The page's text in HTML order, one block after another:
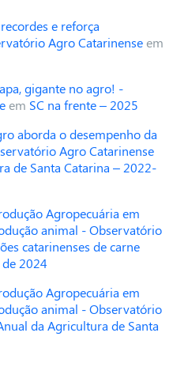
e reforça
Agro Catarinenseem
gigante no agro! -
em SC na frente – 2025
aborda o desempenho da
Agro Catarinense
de Santa Catarina – 2022-
Agropecuária em
animal - Observatório
catarinenses de carne
2024
Agropecuária em
animal - Observatório
da Agricultura de Santa